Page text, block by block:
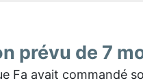
prévu de 7
Fa avait commandé